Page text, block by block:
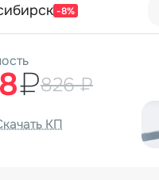
-8%
₽826 ₽
КП